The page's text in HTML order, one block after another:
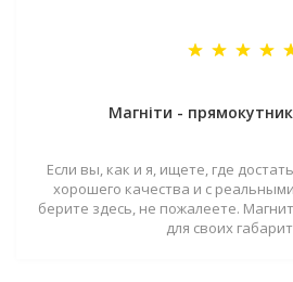
Магніти -
Если вы, как и я, ищете, где
хорошего качества и с
берите здесь, не пожалеете.
для своих